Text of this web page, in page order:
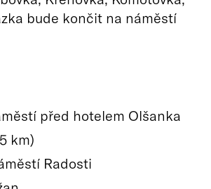
bude končit na náměstí
před hotelem Olšanka
km)
Radosti